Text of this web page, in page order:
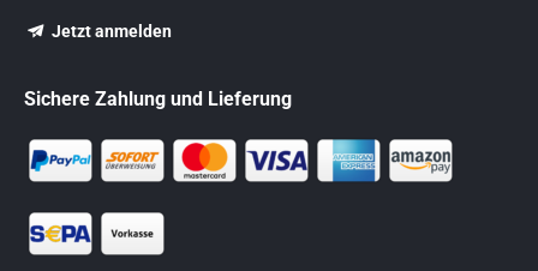
Jetzt anmelden
Sichere Zahlung und Lieferung